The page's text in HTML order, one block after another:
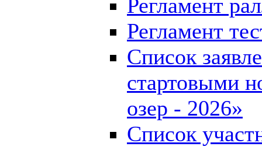
Регламент
Регламент
Список
стартовыми
озер - 2026»
Список